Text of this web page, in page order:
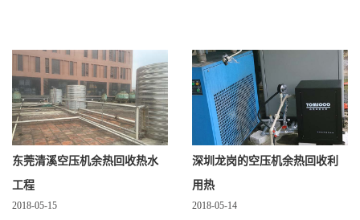
东莞清溪空压机余热回收热水
工程
2018-05-15
深圳龙岗的空压机余热回收利
用热
2018-05-14